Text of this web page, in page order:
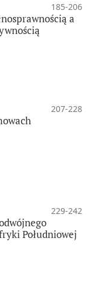
185-206
a
207-228
229-242
Południowej